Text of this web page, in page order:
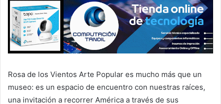
Rosa de los Vientos Arte Popular es mucho más que un
museo: es un espacio de encuentro con nuestras raíces,
una invitación a recorrer América a través de sus